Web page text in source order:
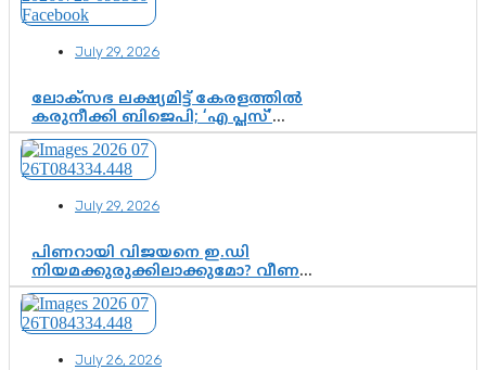
July 29, 2026
ലോക്സഭ ലക്ഷ്യമിട്ട് കേരളത്തിൽ
കരുനീക്കി ബിജെപി; ‘എ പ്ലസ്’
മണ്ഡലങ്ങളിൽ പ്രമുഖരെ ഇറക്കി
കേന്ദ്രനേതൃത്വം, തിരുവനന്തപുരത്ത്
രാജീവ് ചന്ദ്രശേഖർ, ആറ്റിങ്ങലിൽ
ശോഭാ സുരേന്ദ്രൻ..
July 29, 2026
പിണറായി വിജയനെ ഇ.ഡി
നിയമക്കുരുക്കിലാക്കുമോ? വീണ
വിജയൻ മാപ്പുസാക്ഷിയാകുമോ?
കർത്തയുടെ മൊഴി നിർണായക
വഴിത്തിരിവാകുമോ?
July 26, 2026